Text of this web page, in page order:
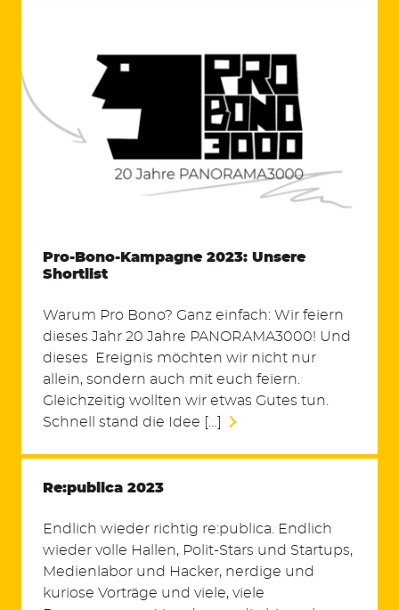
Pro-Bono-Kampagne 2023: Unsere
Shortlist
Warum Pro Bono? Ganz einfach: Wir feiern
dieses Jahr 20 Jahre PANORAMA3000! Und
dieses Ereignis möchten wir nicht nur
allein, sondern auch mit euch feiern.
Gleichzeitig wollten wir etwas Gutes tun.
Schnell stand die Idee […]
Re:publica 2023
Endlich wieder richtig re:publica. Endlich
wieder volle Hallen, Polit-Stars und Startups,
Medienlabor und Hacker, nerdige und
kuriose Vorträge und viele, viele